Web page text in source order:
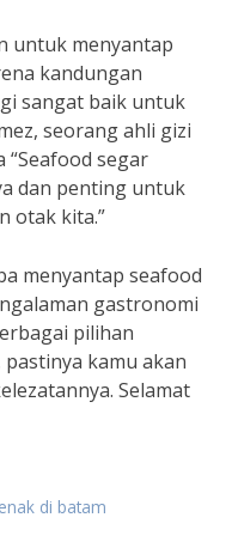
untuk menyantap
kandungan
sangat baik untuk
seorang ahli gizi
segar
dan penting untuk
otak kita.”
menyantap seafood
gastronomi
pilihan
kamu akan
Selamat
di batam